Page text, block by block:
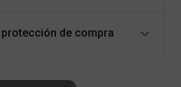
de compra